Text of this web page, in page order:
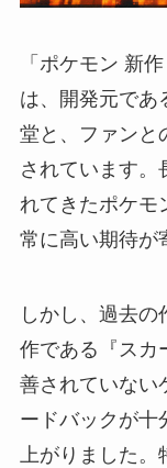
「ポケモン 新
は、開発元であ
堂と、ファンと
されています。
れてきたポケモ
常に高い期待が
しかし、過去
作である『スカ
善されていない
ードバックが十
上がりました。